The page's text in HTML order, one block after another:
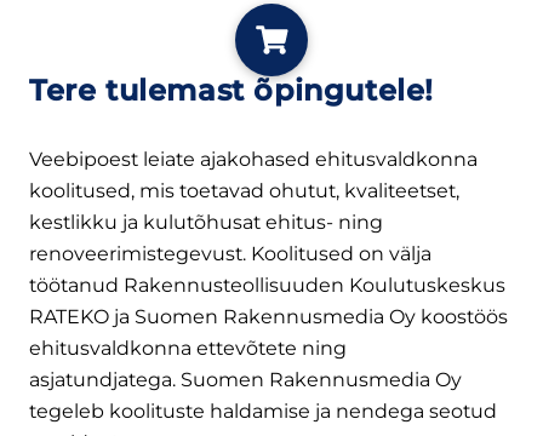
Lisa ostukorvi
Tere tulemast õpingutele!
Veebipoest leiate ajakohased ehitusvaldkonna
koolitused, mis toetavad ohutut, kvaliteetset,
kestlikku ja kulutõhusat ehitus- ning
renoveerimistegevust. Koolitused on välja
töötanud Rakennusteollisuuden Koulutuskeskus
RATEKO ja Suomen Rakennusmedia Oy koostöös
ehitusvaldkonna ettevõtete ning
asjatundjatega. Suomen Rakennusmedia Oy
tegeleb koolituste haldamise ja nendega seotud